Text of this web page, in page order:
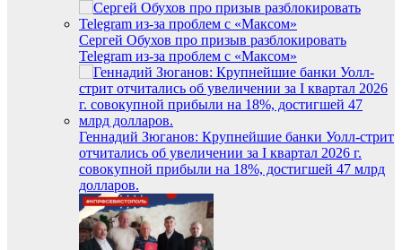
Сергей Обухов про призыв разблокировать
Telegram из-за проблем с «Максом»
Геннадий Зюганов: Крупнейшие банки Уолл-стрит
отчитались об увеличении за I квартал 2026 г.
совокупной прибыли на 18%, достигшей 47 млрд
долларов.